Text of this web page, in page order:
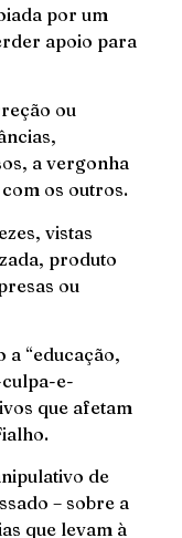
por um
apoio para
ou
a vergonha
os outros.
vistas
produto
ou
a “educação,
e-
que afetam
de
– sobre a
que levam à